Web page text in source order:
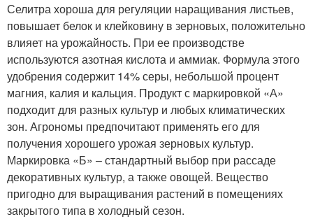
Селитра хороша для регуляции наращивания листьев,
повышает белок и клейковину в зерновых, положительно
влияет на урожайность. При ее производстве
используются азотная кислота и аммиак. Формула этого
удобрения содержит 14% серы, небольшой процент
магния, калия и кальция. Продукт с маркировкой «А»
подходит для разных культур и любых климатических
зон. Агрономы предпочитают применять его для
получения хорошего урожая зерновых культур.
Маркировка «Б» – стандартный выбор при рассаде
декоративных культур, а также овощей. Вещество
пригодно для выращивания растений в помещениях
закрытого типа в холодный сезон.